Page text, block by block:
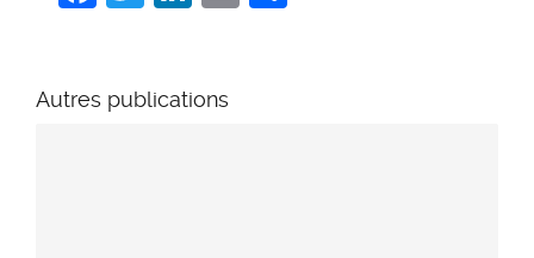
Autres publications